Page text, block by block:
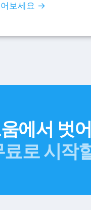
보세요 →
에서 벗
료로 시작